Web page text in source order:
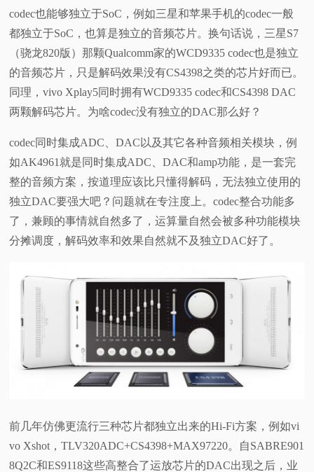
codec也能够独立于SoC，例如三星和苹果手机的codec一般
都独立于SoC，也算是独立的音频芯片。换句话说，三星S7
（骁龙820版）那颗Qualcomm家的WCD9335 codec也是独立
的音频芯片，只是解码效果没有CS4398之类的芯片好而已。
同理，vivo Xplay5同时拥有WCD9335 codec和CS4398 DAC
两颗解码芯片。为啥codec没有独立的DAC那么好？
codec同时集成ADC、DAC以及其它各种音频相关模块，例
如AK4961就是同时集成ADC、DAC和amp功能，是一套完
整的音频方案，按道理应该比只懂得解码，无法独立使用的
独立DAC要强大吧？问题就在专注度上。codec整合功能多
了，兼顾的事情就自然多了，运算量自然会被多种功能模块
分摊调度，解码效率和效果自然就不及独立DAC好了。
前几年仿佛更流行三种芯片都独立出来的Hi-Fi方案，例如vi
vo Xshot，TLV320ADC+CS4398+MAX97220。自SABRE901
8Q2C和ES9118这些高整合了运放芯片的DAC出现之后，业